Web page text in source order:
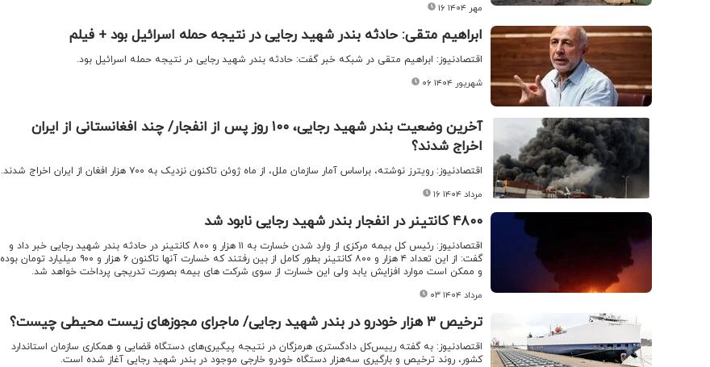
۱۶ مهر ۱۴۰۴
ابراهیم متقی: حادثه بندر شهید رجایی در نتیجه حمله اسرائیل بود + فیلم
اقتصادنیوز: ابراهیم متقی در شبکه خبر گفت: حادثه بندر شهید رجایی در نتیجه حمله اسرائیل بود.
۰۶ شهریور ۱۴۰۴
آخرین وضعیت بندر شهید رجایی، ۱۰۰ روز پس از انفجار/ چند افغانستانی از ایران
اخراج شدند؟
اقتصادنیوز: رویترز نوشته، براساس آمار سازمان ملل، از ماه ژوئن تاکنون نزدیک به ۷۰۰ هزار افغان از ایران اخراج شدند.
۱۶ مرداد ۱۴۰۴
۴۸۰۰ کانتینر در انفجار بندر شهید رجایی نابود شد
اقتصادنیوز: رئیس کل بیمه مرکزی از وارد شدن خسارت به ۱۱ هزار و ۸۰۰ کانتینر در حادثه بندر شهید رجایی خبر داد و
گفت: از این تعداد ۴ هزار و ۸۰۰ کانتینر بطور کامل از بین رفتند که خسارت آنها تاکنون ۶ هزار و ۹۰۰ میلیارد تومان بوده
و ممکن است موارد افزایش یابد ولی این خسارت از سوی شرکت های بیمه بصورت تدریجی پرداخت خواهد شد.
۰۳ مرداد ۱۴۰۴
ترخیص ۳ هزار خودرو در بندر شهید رجایی/ ماجرای مجوز‌های زیست محیطی چیست؟
اقتصادنیوز: به گفته رییس‌کل دادگستری هرمزگان در نتیجه پیگیری‌های دستگاه قضایی و همکاری سازمان استاندارد
کشور، روند ترخیص و بارگیری سه‌هزار دستگاه خودرو خارجی موجود در بندر شهید رجایی آغاز شده است.